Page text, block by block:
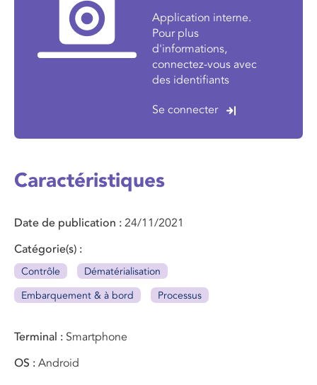
Application interne.
Pour plus
d'informations,
connectez-vous avec
des identifiants
Se connecter
Caractéristiques
Date de publication
24/11/2021
Catégorie(s)
Contrôle
Dématérialisation
Embarquement & à bord
Processus
Terminal
Smartphone
OS
Android